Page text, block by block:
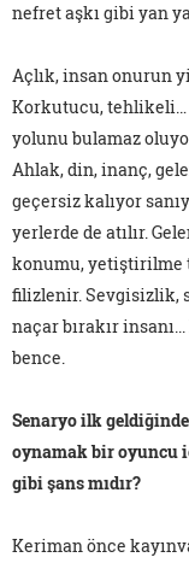
nefret aşkı gibi yan
Açlık, insan onurun
Korkutucu, tehlikeli…
yolunu bulamaz
Ahlak, din, inanç,
geçersiz kalıyor
yerlerde de atılır.
konumu, yetiştirilme
filizlenir. Sevgisizlik,
naçar bırakır
bence.
Senaryo ilk
oynamak bir oyuncu
gibi şans mıdır?
Keriman önce